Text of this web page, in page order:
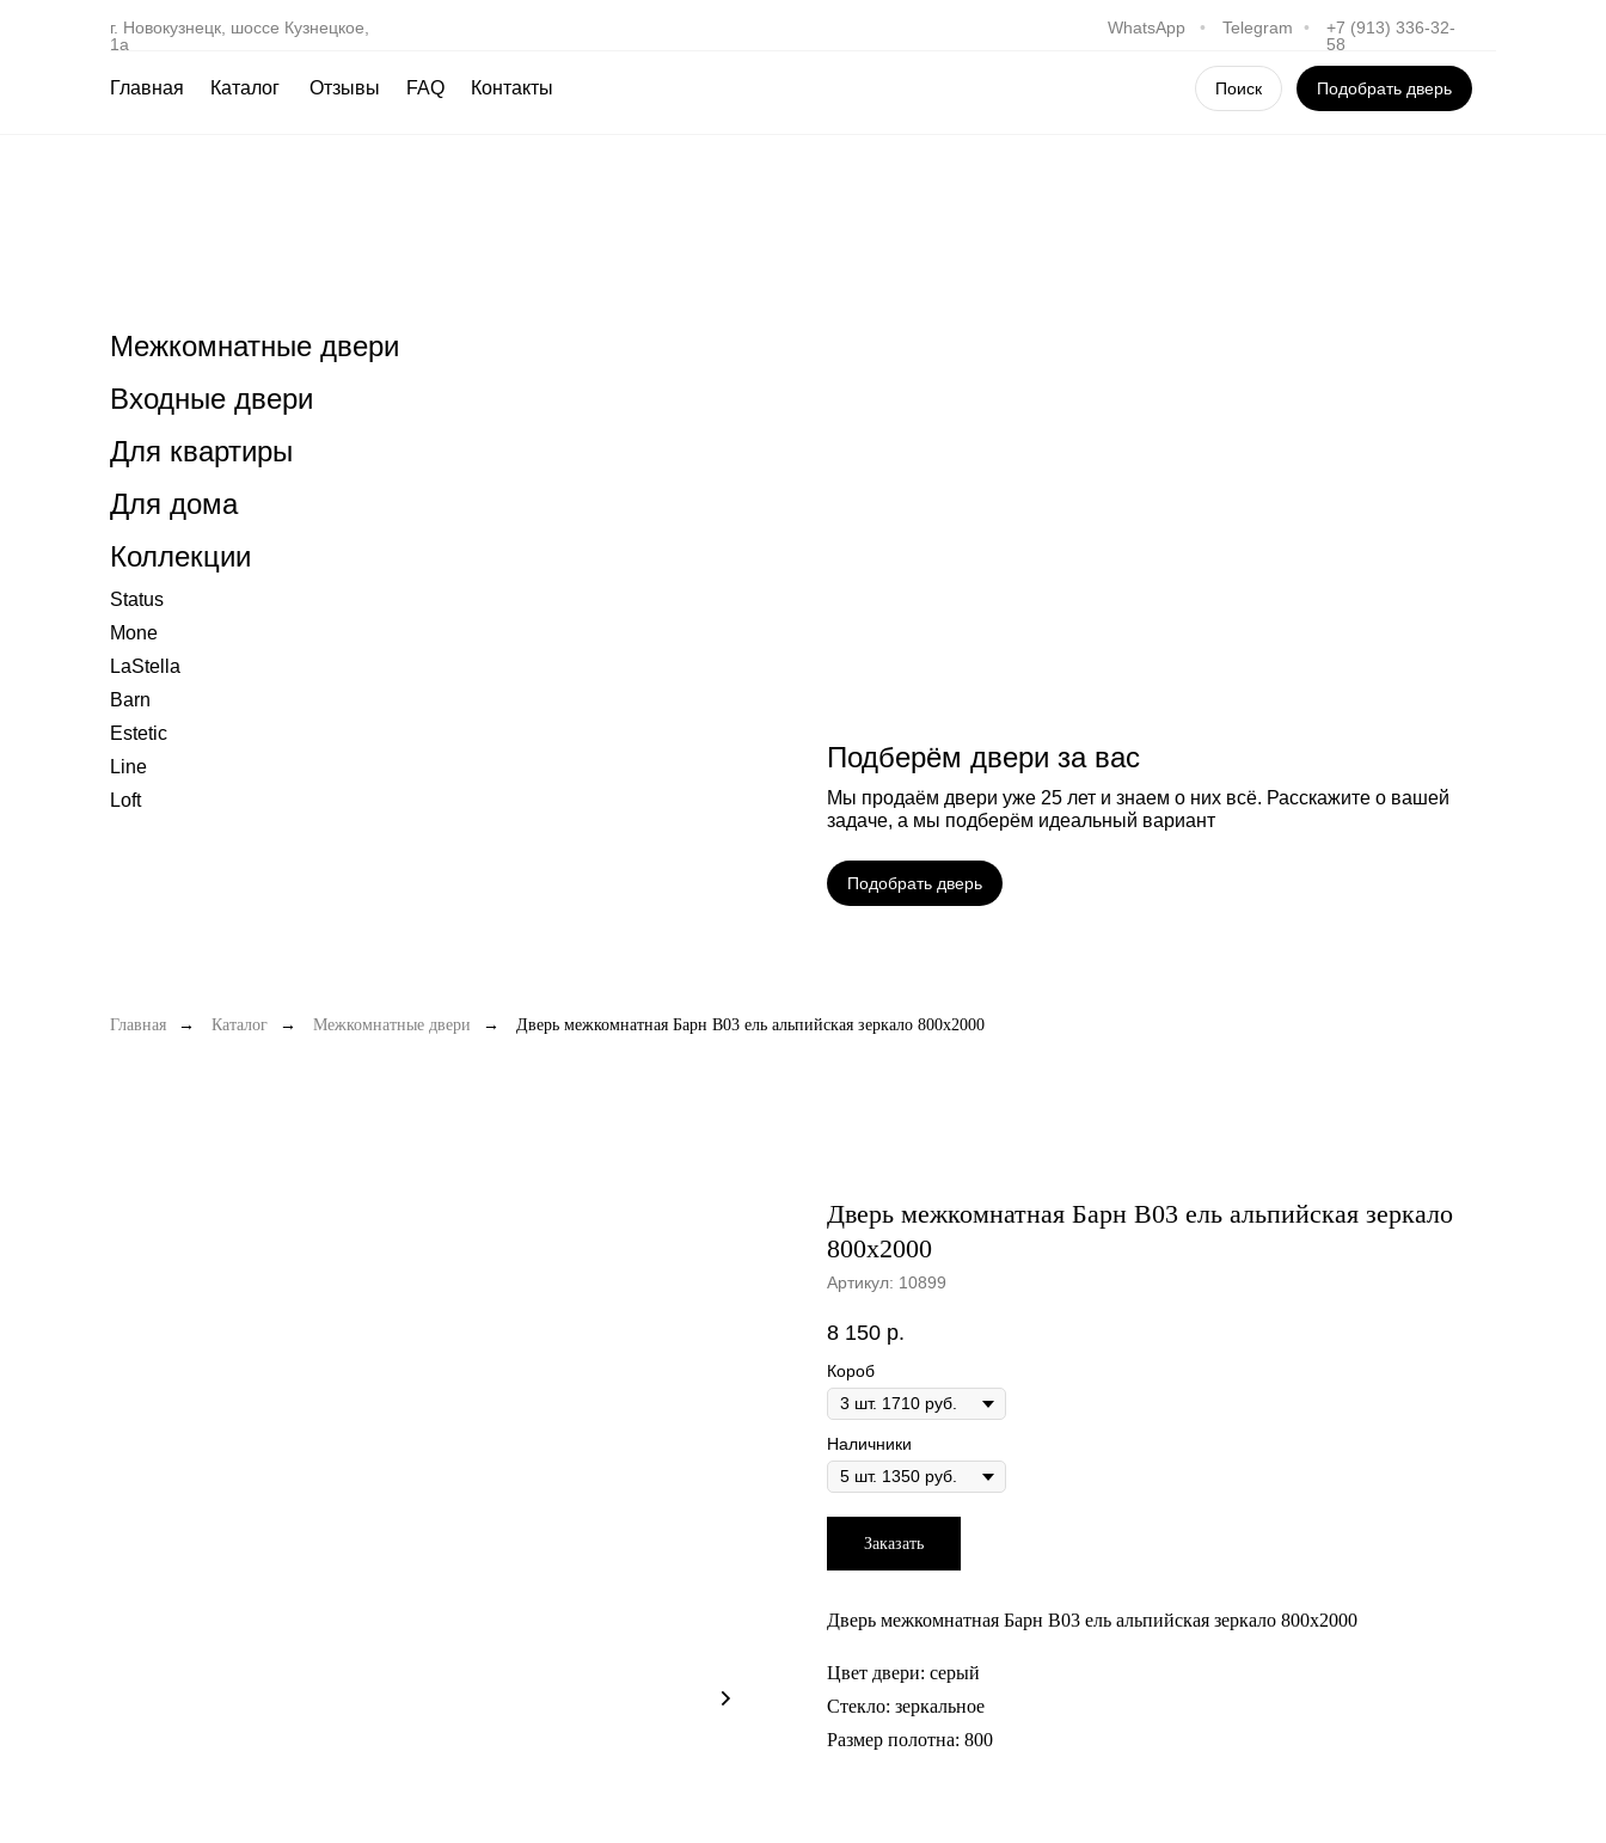
г. Новокузнецк, шоссе Кузнецкое,
1а
WhatsApp • Telegram •
+7 (913) 336-32-
58
Главная Каталог Отзывы FAQ Контакты Поиск Подобрать дверь
Коллекции
Status
Mone
LaStella
Barn
Estetic
Line
Loft
Межкомнатные двери
Входные двери
Подберём двери за вас
Мы продаём двери уже 25 лет и знаем о них всё. Расскажите о вашей
задаче, а мы подберём идеальный вариант
Подобрать дверь
Для квартиры
Для дома
Главная → Каталог → Межкомнатные двери → Дверь межкомнатная Барн B03 ель альпийская зеркало 800х2000
Дверь межкомнатная Барн B03 ель альпийская зеркало
800х2000
Артикул: 10899
8 150 р.
Короб
Наличники
Заказать
Дверь межкомнатная Барн B03 ель альпийская зеркало 800х2000
Цвет двери: серый
Стекло: зеркальное
Размер полотна: 800